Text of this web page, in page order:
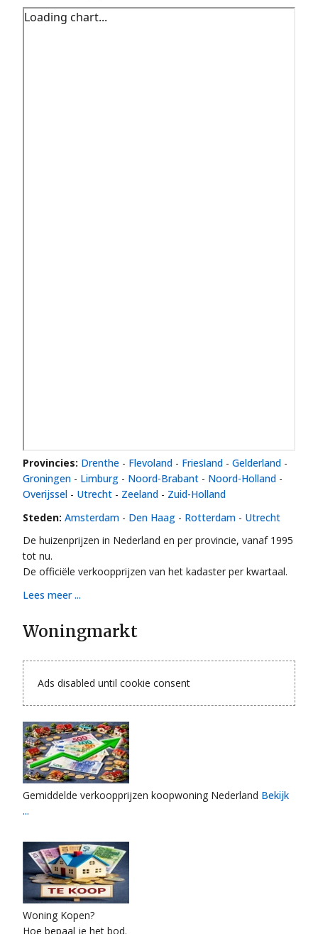
Provincies: Drenthe - Flevoland - Friesland - Gelderland -
Groningen - Limburg - Noord-Brabant - Noord-Holland -
Overijssel - Utrecht - Zeeland - Zuid-Holland
Steden: Amsterdam - Den Haag - Rotterdam - Utrecht
De huizenprijzen in Nederland en per provincie, vanaf 1995
tot nu.
De officiële verkoopprijzen van het kadaster per kwartaal.
Lees meer ...
Woningmarkt
Ads disabled until cookie consent
Gemiddelde verkoopprijzen koopwoning Nederland Bekijk
...
Woning Kopen?
Hoe bepaal je het bod.